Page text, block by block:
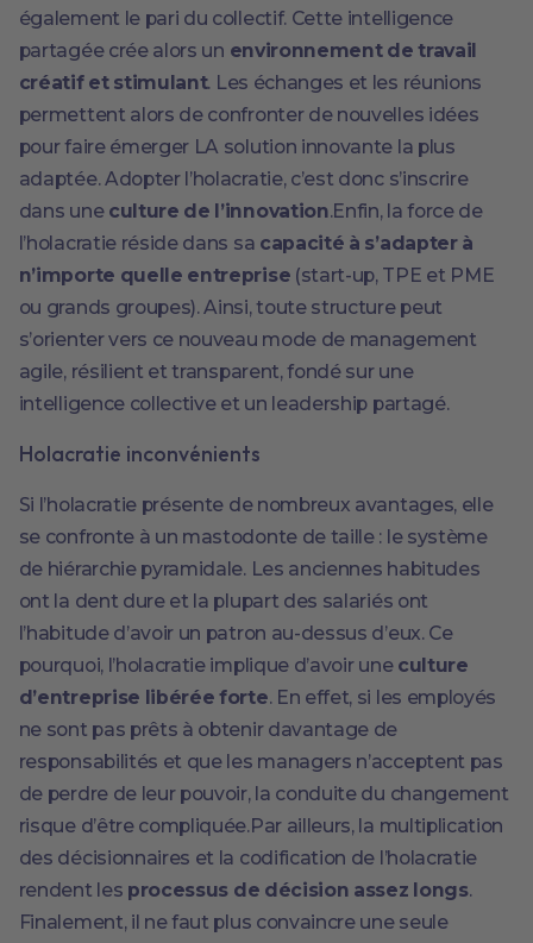
également le pari du collectif. Cette intelligence
partagée crée alors un environnement de travail
créatif et stimulant. Les échanges et les réunions
permettent alors de confronter de nouvelles idées
pour faire émerger LA solution innovante la plus
adaptée. Adopter l’holacratie, c’est donc s’inscrire
dans une culture de l’innovation.Enfin, la force de
l’holacratie réside dans sa capacité à s’adapter à
n’importe quelle entreprise (start-up, TPE et PME
ou grands groupes). Ainsi, toute structure peut
s’orienter vers ce nouveau mode de management
agile, résilient et transparent, fondé sur une
intelligence collective et un leadership partagé.
Holacratie inconvénients
Si l’holacratie présente de nombreux avantages, elle
se confronte à un mastodonte de taille : le système
de hiérarchie pyramidale. Les anciennes habitudes
ont la dent dure et la plupart des salariés ont
l’habitude d’avoir un patron au-dessus d’eux. Ce
pourquoi, l’holacratie implique d’avoir une culture
d’entreprise libérée forte. En effet, si les employés
ne sont pas prêts à obtenir davantage de
responsabilités et que les managers n’acceptent pas
de perdre de leur pouvoir, la conduite du changement
risque d’être compliquée.Par ailleurs, la multiplication
des décisionnaires et la codification de l’holacratie
rendent les processus de décision assez longs.
Finalement, il ne faut plus convaincre une seule